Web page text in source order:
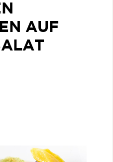
AUF